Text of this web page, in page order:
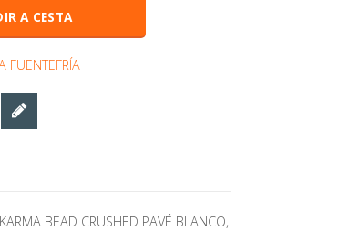
A CESTA
FUENTEFRÍA
BEAD CRUSHED PAVÉ BLANCO,